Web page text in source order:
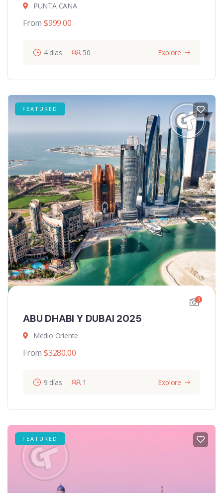
PUNTA CANA
From $999.00
4 días 50 Explore
FEATURED
3
ABU DHABI Y DUBAI 2025
Medio Oriente
From $3280.00
9 días 1 Explore
FEATURED